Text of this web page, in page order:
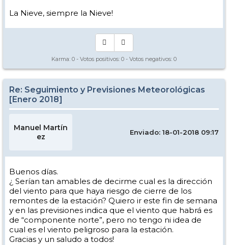
La Nieve, siempre la Nieve!
Karma: 0 - Votos positivos: 0 - Votos negativos: 0
Re: Seguimiento y Previsiones Meteorológicas
[Enero 2018]
Manuel Martín
ez
Enviado: 18-01-2018 09:17
Buenos días.
¿ Serían tan amables de decirme cual es la dirección
del viento para que haya riesgo de cierre de los
remontes de la estación? Quiero ir este fin de semana
y en las previsiones indica que el viento que habrá es
de “componente norte”, pero no tengo ni idea de
cual es el viento peligroso para la estación.
Gracias y un saludo a todos!